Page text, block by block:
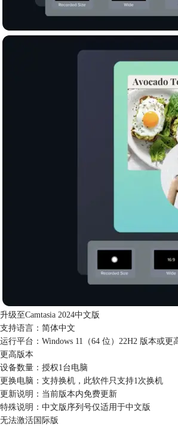
升级至Camtasia 2024中文版
支持语言： 简体中文
运行平台： Windows 11（64 位）22H2 版本或更
更高版本
设备数量： 授权1台电脑
更换电脑： 支持换机，此软件只支持1次换机
更新说明： 当前版本内免费更新
特殊说明： 中文版序列号仅适用于中文版
无法激活国际版